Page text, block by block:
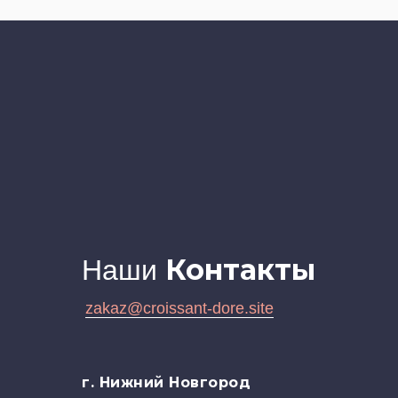
Наши Контакты
г. Нижний Новгород
zakaz@croissant-dore.site